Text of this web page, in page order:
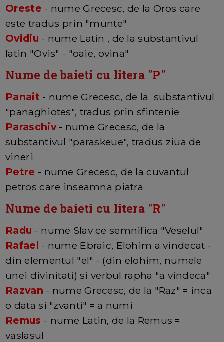
Oreste - nume Grecesc, de la Oros care
este tradus prin "munte"
Ovidiu - nume Latin , de la substantivul
latin "Ovis" - "oaie, ovina"
Nume de baieti cu litera "P"
Panait - nume Grecesc, de la substantivul
"panaghiotes", tradus prin sfintenie
Paraschiv- nume Grecesc, de la
substantivul "paraskeue", tradus ziua de
vineri
Petre - nume Grecesc, de la cuvantul
petros care inseamna piatra
Nume de baieti cu litera "R"
Radu - nume Slav ce semnifica "Veselul"
Rafael - nume Ebraic, Elohim a vindecat -
din elementul "el" - (din elohim, numele
unei divinitati) si verbul rapha "a vindeca"
Razvan - nume Grecesc, de la "Raz" = inca
o data si "zvanti" = a numi
Remus - nume Latin, de la Remus =
vaslasul